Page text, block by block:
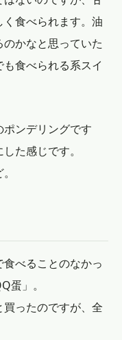
食べられます。油
かなと思っていた
食べられる系スイ
ンデリングです
た感じです。
べることのなかっ
蛋」。
ったのですが、全